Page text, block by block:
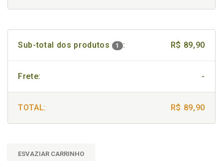
Sub-total dos produtos 1 : R$ 89,90
Frete: -
TOTAL: R$ 89,90
ESVAZIAR CARRINHO